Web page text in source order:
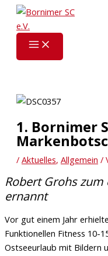
Zum
Inhalt
springen
1. Bornimer
/ Aktuelles, Allgemein /
Robert Grohs
ernannt
Vor gut einem Jahr
Funktionellen Fitness 10-
Ostseeurlaub mit Bildern